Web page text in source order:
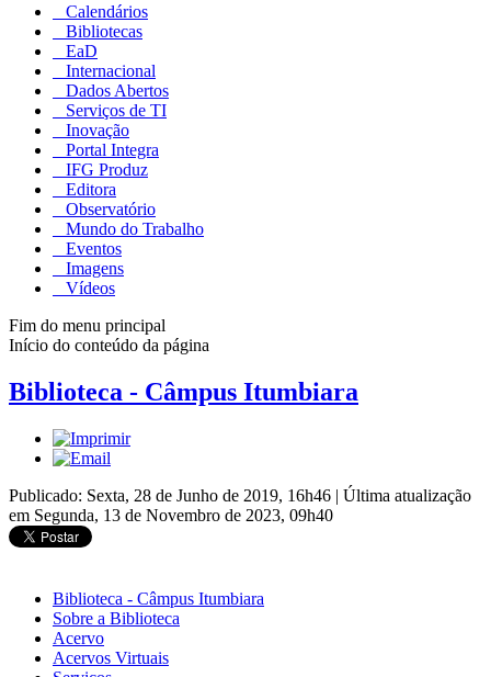
Calendários
Bibliotecas
EaD
Internacional
Dados Abertos
Serviços de TI
Inovação
Portal Integra
IFG Produz
Editora
Observatório
Mundo do Trabalho
Eventos
Imagens
Vídeos
Fim do menu principal
Início do conteúdo da página
Biblioteca - Câmpus Itumbiara
Publicado: Sexta, 28 de Junho de 2019, 16h46 | Última atualização
em Segunda, 13 de Novembro de 2023, 09h40
Biblioteca - Câmpus Itumbiara
Sobre a Biblioteca
Acervo
Acervos Virtuais